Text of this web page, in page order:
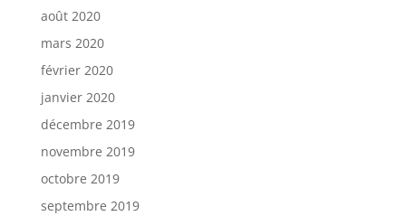
août 2020
mars 2020
février 2020
janvier 2020
décembre 2019
novembre 2019
octobre 2019
septembre 2019